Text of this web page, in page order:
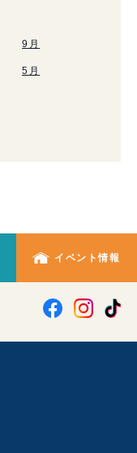
9月
5月
イベント情報